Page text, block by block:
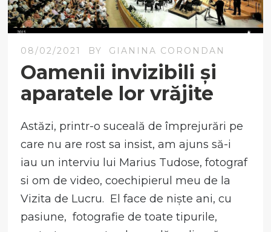
08/02/2021 BY GIANINA CORONDAN
Oamenii invizibili și
aparatele lor vrăjite
Astăzi, printr-o suceală de împrejurări pe
care nu are rost sa insist, am ajuns să-i
iau un interviu lui Marius Tudose, fotograf
si om de video, coechipierul meu de la
Vizita de Lucru. El face de niște ani, cu
pasiune, fotografie de toate tipurile,